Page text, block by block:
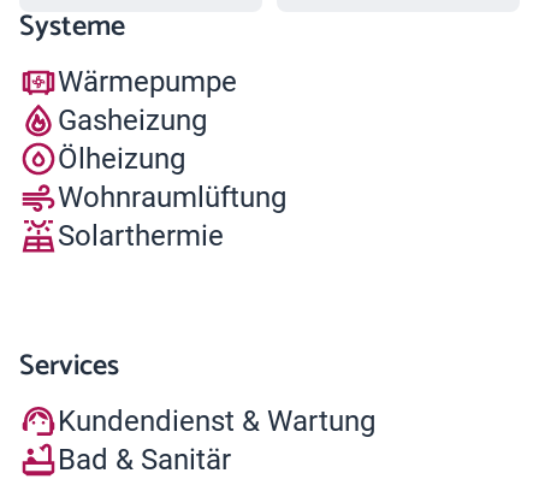
Systeme
Wärmepumpe
Gasheizung
Ölheizung
Wohnraumlüftung
Solarthermie
Services
Kundendienst & Wartung
Bad & Sanitär